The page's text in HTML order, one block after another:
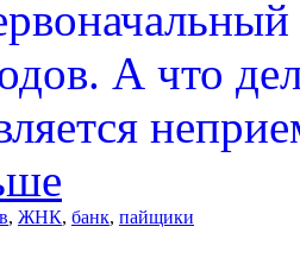
А что
, ЖНК, банк, пайщики